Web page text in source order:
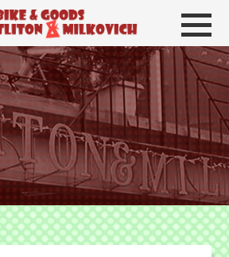
リトン＆ミルコビッチ BIKE＆